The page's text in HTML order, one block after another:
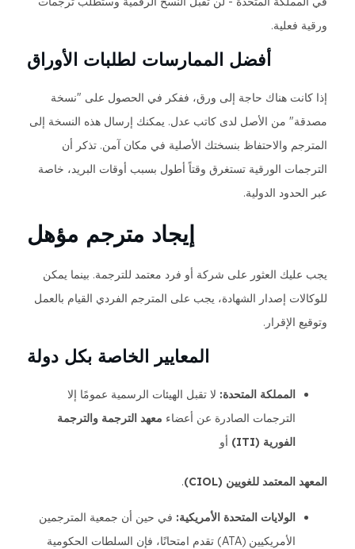
ورقية فعلية.
أفضل الممارسات لطلبات الأوراق
إذا كانت هناك حاجة إلى ورق، ففكر في الحصول على "نسخة
مصدقة" من الأصل لدى كاتب عدل. يمكنك إرسال هذه النسخة إلى
المترجم والاحتفاظ بنسختك الأصلية في مكان آمن. تذكر أن
الترجمات الورقية تستغرق وقتاً أطول بسبب أوقات البريد، خاصة
عبر الحدود الدولية.
إيجاد مترجم مؤهل
يجب عليك العثور على شركة أو فرد معتمد للترجمة. بينما يمكن
للوكالات إصدار الشهادة، يجب على المترجم الفردي القيام بالعمل
وتوقيع الإقرار.
المعايير الخاصة بكل دولة
المملكة المتحدة: لا تقبل الهيئات الرسمية عمومًا إلا
الترجمات الصادرة عن أعضاء معهد الترجمة والترجمة
الفورية (ITI)
أو
المعهد المعتمد للغويين (CIOL) .
الولايات المتحدة الأمريكية: في حين أن جمعية المترجمين
الأمريكيين (ATA) تقدم امتحانًا، فإن السلطات الحكومية